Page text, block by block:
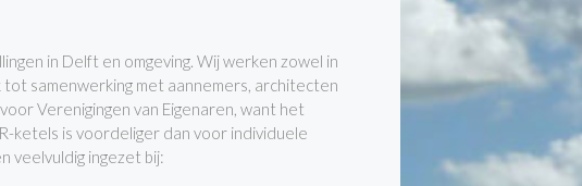
in Delft en omgeving. Wij werken zowel in
samenwerking met aannemers, architecten
Verenigingen van Eigenaren, want het
ketels is voordeliger dan voor individuele
veelvuldig ingezet bij: